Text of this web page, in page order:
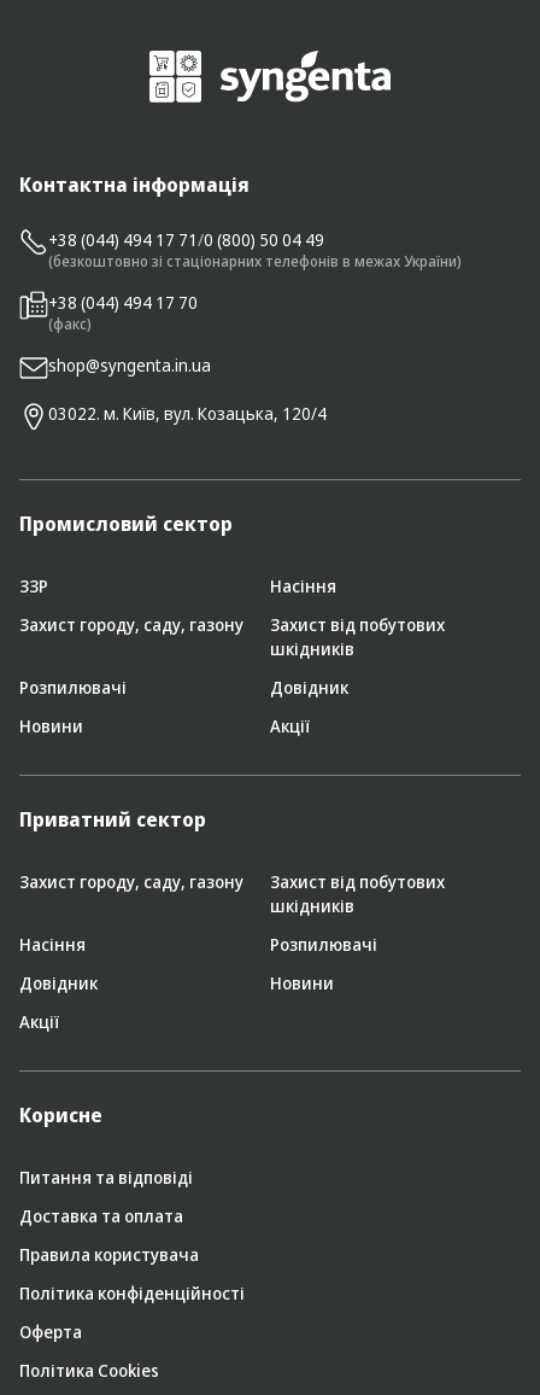
Контактна інформація
+38 (044) 494 17 71/0 (800) 50 04 49
(безкоштовно зі стаціонарних телефонів в межах України)
+38 (044) 494 17 70
(факс)
shop@syngenta.in.ua
03022. м. Київ, вул. Козацька, 120/4
Промисловий сектор
ЗЗР
Насіння
Захист городу, саду, газону
Захист від побутових
шкідників
Розпилювачі
Довідник
Новини
Акції
Приватний сектор
Захист городу, саду, газону
Захист від побутових
шкідників
Насіння
Розпилювачі
Довідник
Новини
Акції
Корисне
Питання та відповіді
Доставка та оплата
Правила користувача
Політика конфіденційності
Оферта
Політика Cookies